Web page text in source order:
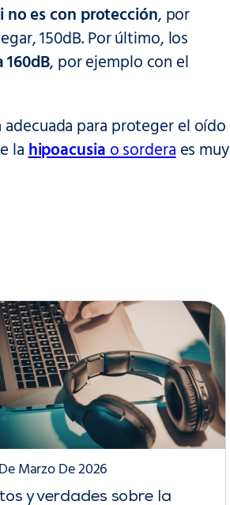
no es con protección, por
150dB. Por último, los
, por ejemplo con el
para proteger el oído
lahipoacusiao sorderaes muy
y verdades sobre la
Marzo De 2026